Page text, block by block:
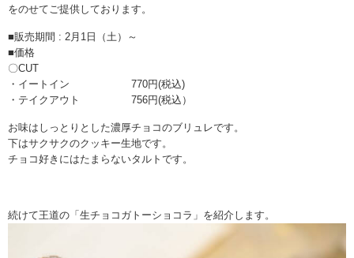
をのせてご提供しております。
■販売期間 : 2月1日（土）～
■価格
〇CUT
・イートイン 770円(税込)
・テイクアウト 756円(税込）
お味はしっとりとした濃厚チョコのブリュレです。
下はサクサクのクッキー生地です。
チョコ好きにはたまらないタルトです。
続けて王道の「生チョコガトーショコラ」を紹介します。